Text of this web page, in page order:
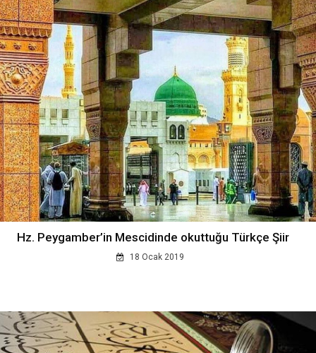
Hz. Peygamber’in Mescidinde okuttuğu Türkçe Şiir
18 Ocak 2019